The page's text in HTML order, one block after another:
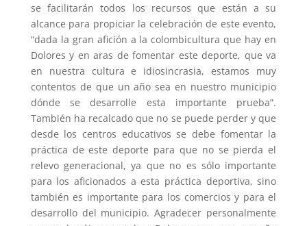
se facilitarán todos los recursos que están a su
alcance para propiciar la celebración de este evento,
“dada la gran afición a la colombicultura que hay en
Dolores y en aras de fomentar este deporte, que va
en nuestra cultura e idiosincrasia, estamos muy
contentos de que un año sea en nuestro municipio
dónde se desarrolle esta importante prueba”.
También ha recalcado que no se puede perder y que
desde los centros educativos se debe fomentar la
práctica de este deporte para que no se pierda el
relevo generacional, ya que no es sólo importante
para los aficionados a esta práctica deportiva, sino
también es importante para los comercios y para el
desarrollo del municipio. Agradecer personalmente